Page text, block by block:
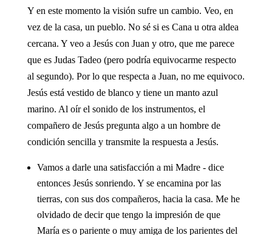
Y en este momento la visión sufre un cambio. Veo, en
vez de la casa, un pueblo. No sé si es Cana u otra aldea
cercana. Y veo a Jesús con Juan y otro, que me parece
que es Judas Tadeo (pero podría equivocarme respecto
al segundo). Por lo que respecta a Juan, no me equivoco.
Jesús está vestido de blanco y tiene un manto azul
marino. Al oír el sonido de los instrumentos, el
compañero de Jesús pregunta algo a un hombre de
condición sencilla y transmite la respuesta a Jesús.
Vamos a darle una satisfacción a mi Madre - dice
entonces Jesús sonriendo. Y se encamina por las
tierras, con sus dos compañeros, hacia la casa. Me he
olvidado de decir que tengo la impresión de que
María es o pariente o muy amiga de los parientes del